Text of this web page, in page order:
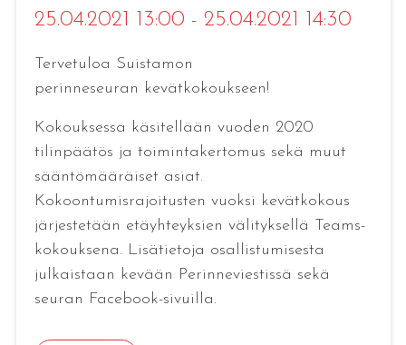
25.04.2021 13:00 - 25.04.2021 14:30
Tervetuloa Suistamon
perinneseuran kevätkokoukseen!
Kokouksessa käsitellään vuoden 2020
tilinpäätös ja toimintakertomus sekä muut
sääntömääräiset asiat.
Kokoontumisrajoitusten vuoksi kevätkokous
järjestetään etäyhteyksien välityksellä Teams-
kokouksena. Lisätietoja osallistumisesta
julkaistaan kevään Perinneviestissä sekä
seuran Facebook-sivuilla.